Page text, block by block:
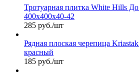
Тротуарная плитка White Hills
400х400х40-42
285 руб./шт
Рядная плоская черепица
красный
185 руб./шт